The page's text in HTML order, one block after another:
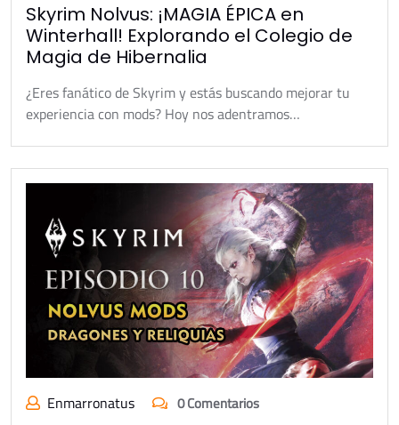
Skyrim Nolvus: ¡MAGIA ÉPICA en
Winterhall! Explorando el Colegio de
Magia de Hibernalia
¿Eres fanático de Skyrim y estás buscando mejorar tu
experiencia con mods? Hoy nos adentramos…
Enmarronatus 0 Comentarios